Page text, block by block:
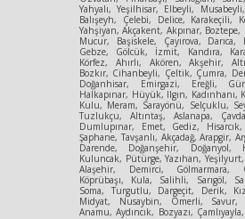
Yahyalı, Yeşilhisar, Elbeyli,
Balışeyh, Çelebi, Delice, Karakeçili,
Yahşiyan, Akçakent, Akpınar, Boztepe,
Mucur, Başiskele, Çayırova, Darıca,
Gebze, Gölcük, İzmit, Kandıra,
Körfez, Ahırlı, Akören, Akşehir,
Bozkır, Cihanbeyli, Çeltik, Çumra,
Doğanhisar, Emirgazi, Ereğli,
Halkapınar, Hüyük, Ilgın, Kadınhanı,
Kulu, Meram, Sarayönü, Selçuklu,
Tuzlukçu, Altıntaş, Aslanapa,
Dumlupınar, Emet, Gediz,
Şaphane, Tavşanlı, Akçadağ, Arapgir,
Darende, Doğanşehir, Doğanyol,
Kuluncak, Pütürge, Yazıhan,
Alaşehir, Demirci, Gölmarmara,
Köprübaşı, Kula, Salihli, Sarıgöl,
Soma, Turgutlu, Dargeçit, Derik,
Midyat, Nusaybin, Ömerli, Savur,
Anamu, Aydıncık, Bozyazı,